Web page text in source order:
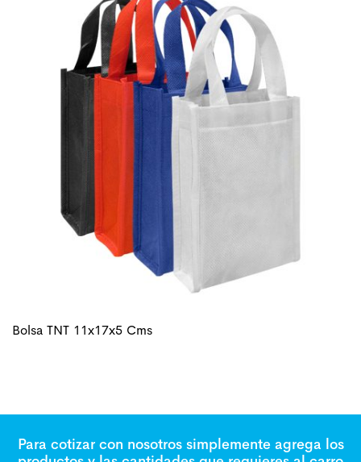
Bolsa TNT 11x17x5 Cms
Para cotizar con nosotros simplemente agrega los